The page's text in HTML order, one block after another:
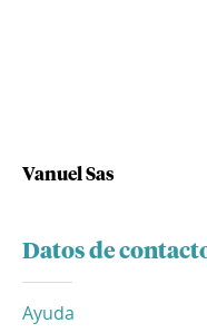
Vanuel Sas
Datos de
Ayuda